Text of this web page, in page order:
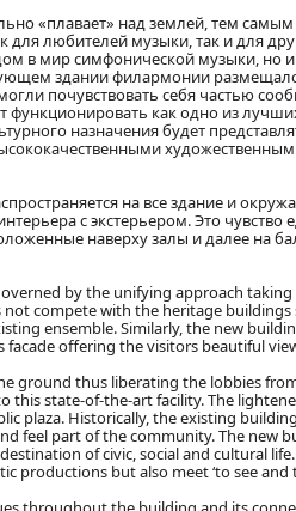
«плавает» над землей, тем
для любителей музыки, так и для
в мир симфонической музыки,
здании филармонии
почувствовать себя частью
функционировать как одно из
назначения будет
на все здание и
с экстерьером. Это
наверху залы и далее на
by the unifying approach
not compete with the heritage
ensemble. Similarly, the new
offering the visitors beautiful
ground thus liberating the lobbies
this state-of-the-art facility. The
plaza. Historically, the existing
feel part of the community. The new
of civic, social and cultural
productions but also meet ‘to see and